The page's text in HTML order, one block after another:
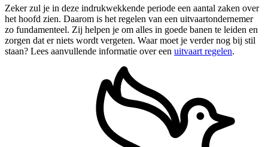
Zeker zul je in deze indrukwekkende periode een aantal zaken over
het hoofd zien. Daarom is het regelen van een uitvaartondernemer
zo fundamenteel. Zij helpen je om alles in goede banen te leiden en
zorgen dat er niets wordt vergeten. Waar moet je verder nog bij stil
staan? Lees aanvullende informatie over een uitvaart regelen.